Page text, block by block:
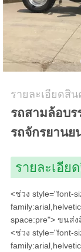
503
SERVICE
NGINX
ขอ
ใบ
เสนอ
ราคา
รายละเอียดสิน
รถสามล้อบ
รถจักรยานย
รายละเอีย
<ช่วง style="font-
space:pre"> ขนส่ง
<ช่วง style="font-